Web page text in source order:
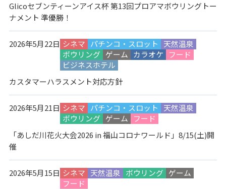
Glicoセブンティーンアイス杯 第13回プロアマボウリングトー
ナメント 準優勝！
2026年5月22日 シネマ パチンコ・スロット
天然温泉
ボウリング ゲーム カラオケ
フード
ビジネスホテル
カスタマーハラスメント対応方針
2026年5月21日 シネマ パチンコ・スロット
天然温泉
ボウリング ゲーム
フード
「あしだ川花火大会2026 in 福山コロナワールド」8/15(土)開
催
2026年5月15日 シネマ 天然温泉 ボウリング ゲーム
フード